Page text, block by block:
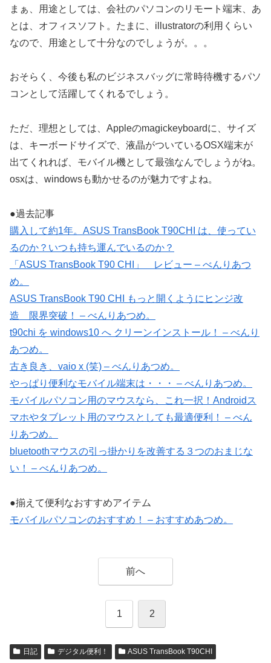
まぁ、用途としては、会社のパソコンのリモート端末、あ
とは、オフィスソフト。たまに、illustratorの利用くらい
なので、用途として十分なのでしょうが。。。
おそらく、今後も私のビジネスバッグに常時待機するパソ
コンとして活躍してくれるでしょう。
ただ、理想としては、Appleのmagickeyboardに、サイズ
は、キーボードサイズで、液晶がついているOSX端末が
出てくれれば、モバイル機として最強なんでしょうがね。
osxは、windowsも動かせるのが魅力ですよね。
●過去記事
購入して約1年。ASUS TransBook T90CHI は、使ってい
るのか？いつも持ち運んでいるのか？
「ASUS TransBook T90 CHI」 レビュー – べんりあつ
め。
ASUS TransBook T90 CHI もっと開くようにヒンジ改
造 限界突破！ – べんりあつめ。
t90chi を windows10 へ クリーンインストール！ – べんり
あつめ。
古き良き、vaio x (笑) – べんりあつめ。
やっぱり便利なモバイル端末は・・・ – べんりあつめ。
モバイルパソコン用のマウスなら、これ一択！Androidス
マホやタブレット用のマウスとしても最適便利！ – べん
りあつめ。
bluetoothマウスの引っ掛かりを改善する３つのおまじな
い！ – べんりあつめ。
●揃えて便利なおすすめアイテム
モバイルパソコンのおすすめ！ – おすすめあつめ。
前へ
1 2
日記 デジタル便利！ ASUS TransBook T90CHI